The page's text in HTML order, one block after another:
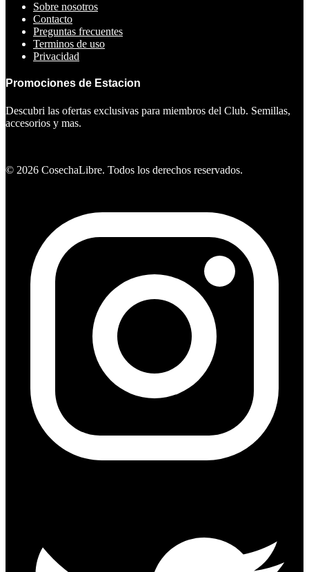
Sobre nosotros
Contacto
Preguntas frecuentes
Terminos de uso
Privacidad
Promociones de Estacion
Descubri las ofertas exclusivas para miembros del Club. Semillas,
accesorios y mas.
© 2026 CosechaLibre. Todos los derechos reservados.